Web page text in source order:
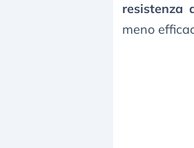
resistenza
meno